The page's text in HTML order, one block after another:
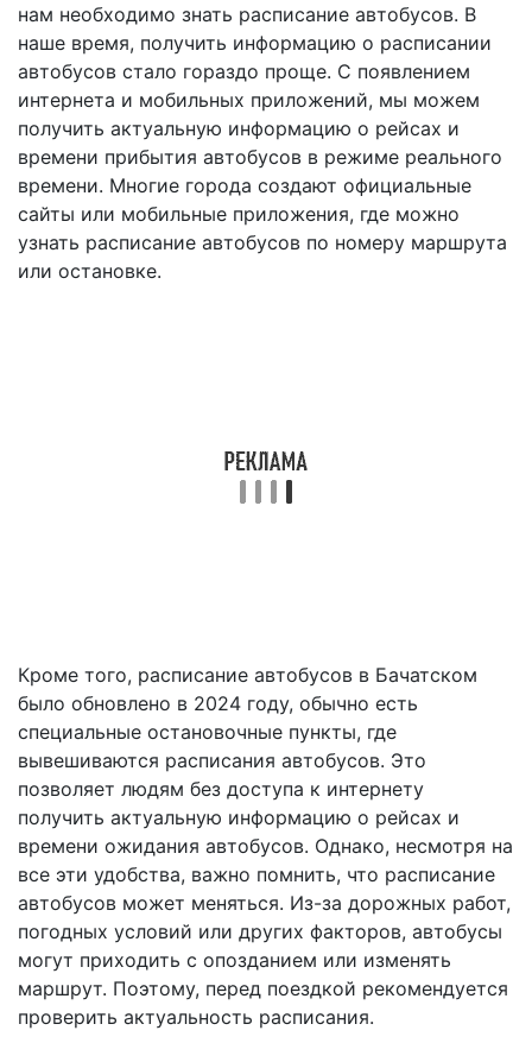
нам необходимо знать расписание автобусов. В
наше время, получить информацию о расписании
автобусов стало гораздо проще. С появлением
интернета и мобильных приложений, мы можем
получить актуальную информацию о рейсах и
времени прибытия автобусов в режиме реального
времени. Многие города создают официальные
сайты или мобильные приложения, где можно
узнать расписание автобусов по номеру маршрута
или остановке.
Кроме того, расписание автобусов в Бачатском
было обновлено в 2024 году, обычно есть
специальные остановочные пункты, где
вывешиваются расписания автобусов. Это
позволяет людям без доступа к интернету
получить актуальную информацию о рейсах и
времени ожидания автобусов. Однако, несмотря на
все эти удобства, важно помнить, что расписание
автобусов может меняться. Из-за дорожных работ,
погодных условий или других факторов, автобусы
могут приходить с опозданием или изменять
маршрут. Поэтому, перед поездкой рекомендуется
проверить актуальность расписания.